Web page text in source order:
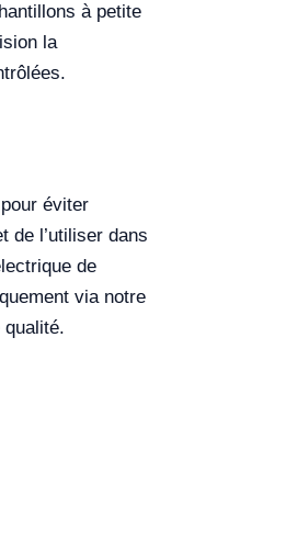
à petite
la
éviter
de l’utiliser dans
de
via notre
qualité.